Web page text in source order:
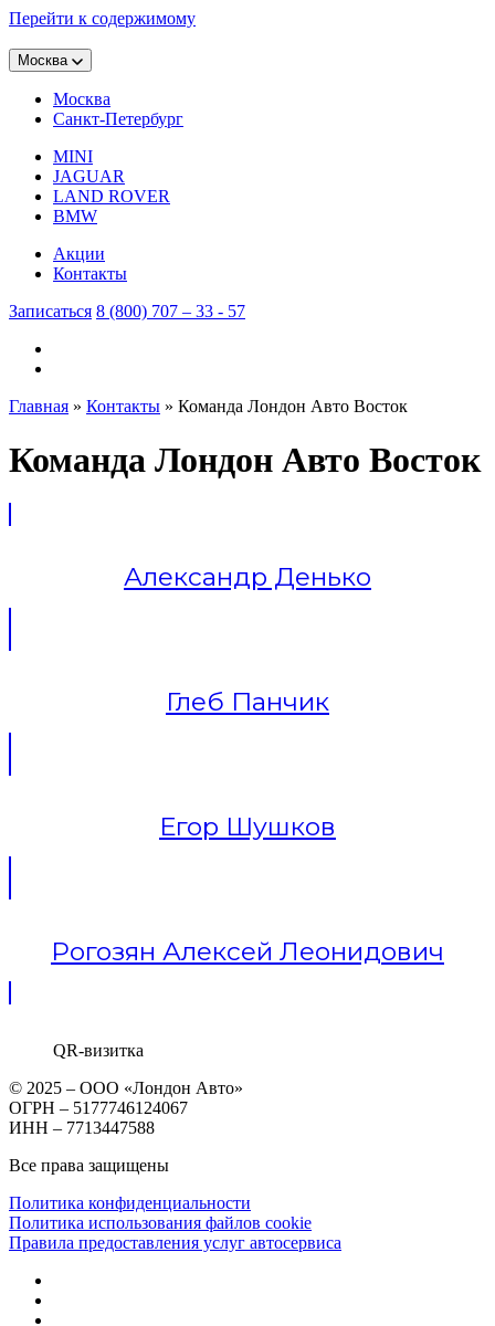
Перейти к содержимому
Москва
Москва
Санкт-Петербург
MINI
JAGUAR
LAND ROVER
BMW
Акции
Контакты
Записаться 8 (800) 707 – 33 - 57
Главная » Контакты » Команда Лондон Авто Восток
Команда Лондон Авто Восток
Александр Денько
Глеб Панчик
Егор Шушков
Рогозян Алексей Леонидович
QR-визитка
© 2025 – ООО «Лондон Авто»
ОГРН – 5177746124067
ИНН – 7713447588
Все права защищены
Политика конфиденциальности
Политика использования файлов cookie
Правила предоставления услуг автосервиса